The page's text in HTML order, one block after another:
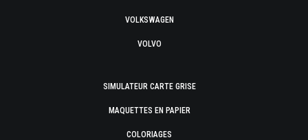
VOLKSWAGEN
VOLVO
SIMULATEUR CARTE GRISE
MAQUETTES EN PAPIER
COLORIAGES